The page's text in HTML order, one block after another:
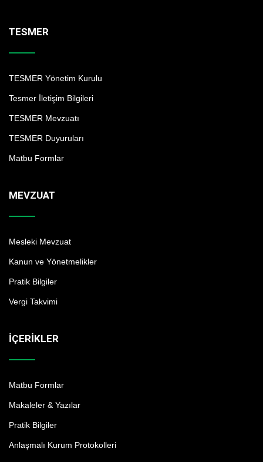
TESMER
TESMER Yönetim Kurulu
Tesmer İletişim Bilgileri
TESMER Mevzuatı
TESMER Duyuruları
Matbu Formlar
MEVZUAT
Mesleki Mevzuat
Kanun ve Yönetmelikler
Pratik Bilgiler
Vergi Takvimi
İÇERIKLER
Matbu Formlar
Makaleler & Yazılar
Pratik Bilgiler
Anlaşmalı Kurum Protokolleri